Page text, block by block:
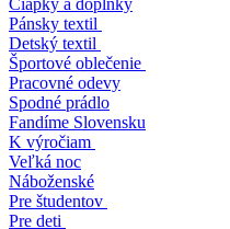
Čiapky a doplnky
Pánsky textil
Detský textil
Športové oblečenie
Pracovné odevy
Spodné prádlo
Fandíme Slovensku
K výročiam
Veľká noc
Náboženské
Pre študentov
Pre deti